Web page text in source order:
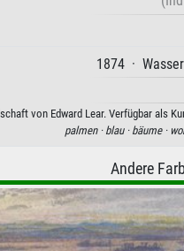
1874 ·
von Edward Lear. Verfügbar als
palmen · blau · bäume ·
Andere